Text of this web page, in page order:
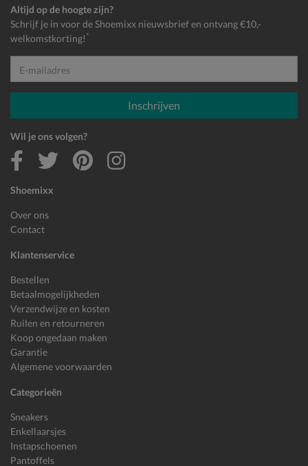
Shoemixx
Over ons
Contact
Klantenservice
Bestellen
Betaalmogelijkheden
Verzendwijze en kosten
Ruilen en retourneren
Koop ongedaan maken
Garantie
Algemene voorwaarden
Categorieën
Sneakers
Enkellaarsjes
Instapschoenen
Pantoffels
Altijd op de hoogte zijn?
Schrijf je in voor de Shoemixx nieuwsbrief en ontvang €10,-
welkomstkorting! *
E-mailadres
Inschrijven
Wil je ons volgen?